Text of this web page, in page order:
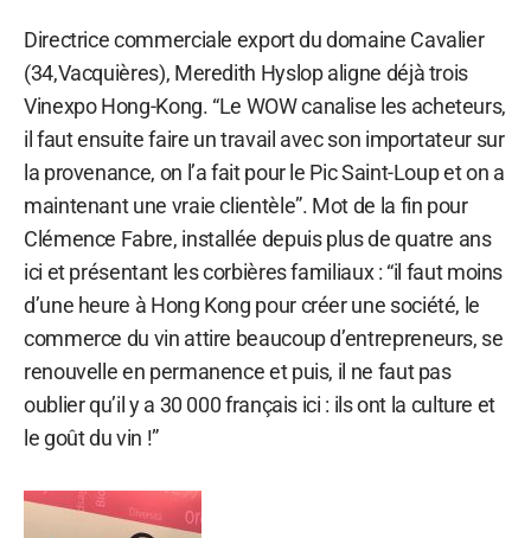
Directrice commerciale export du domaine Cavalier
(34,Vacquières), Meredith Hyslop aligne déjà trois
Vinexpo Hong-Kong. “Le WOW canalise les acheteurs,
il faut ensuite faire un travail avec son importateur sur
la provenance, on l’a fait pour le Pic Saint-Loup et on a
maintenant une vraie clientèle”. Mot de la fin pour
Clémence Fabre, installée depuis plus de quatre ans
ici et présentant les corbières familiaux : “il faut moins
d’une heure à Hong Kong pour créer une société, le
commerce du vin attire beaucoup d’entrepreneurs, se
renouvelle en permanence et puis, il ne faut pas
oublier qu’il y a 30 000 français ici : ils ont la culture et
le goût du vin !”